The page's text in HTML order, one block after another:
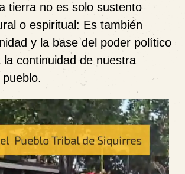
tierra no es solo sustento
o espiritual: Es también
y la base del poder político
la continuidad de nuestra